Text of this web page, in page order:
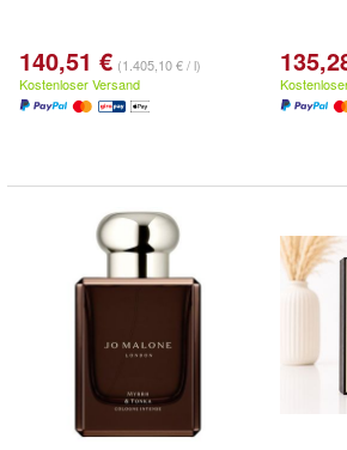
140,51 € (1.405,10 € / l)
Kostenloser Versand